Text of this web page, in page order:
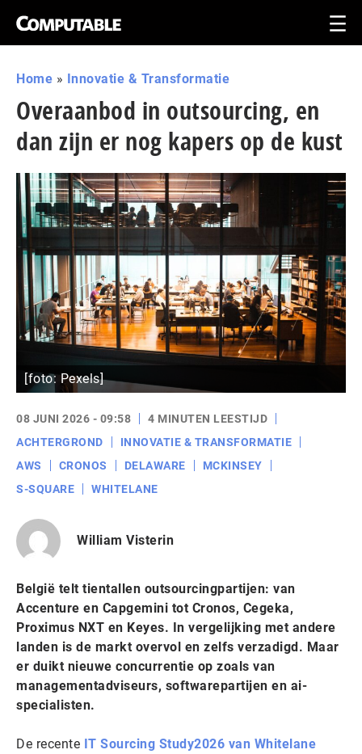
Home » Innovatie & Transformatie
Overaanbod in outsourcing, en
dan zijn er nog kapers op de kust
[foto: Pexels]
08 JUNI 2026 - 09:58
4 MINUTEN LEESTIJD
ACHTERGROND
INNOVATIE & TRANSFORMATIE
AWS
CRONOS DELAWARE
MCKINSEY
S-SQUARE
WHITELANE
William Visterin
België telt tientallen outsourcingpartijen: van
Accenture en Capgemini tot Cronos, Cegeka,
Proximus NXT en Keyes. In vergelijking met andere
landen is de markt overvol en zelfs verzadigd. Maar
er duikt nieuwe concurrentie op zoals van
managementadviseurs, softwarepartijen en ai-
specialisten.
De recente IT Sourcing Study2026 van Whitelane